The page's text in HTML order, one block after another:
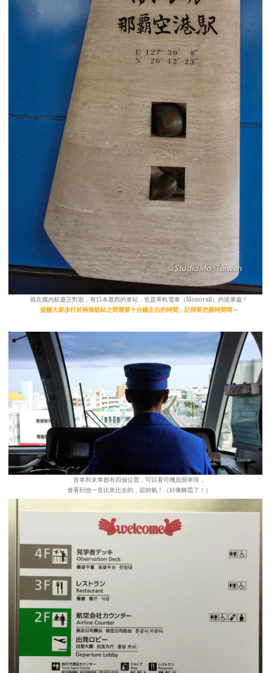
就在國內航廈正對面，有日本最西的車站，也是單軌電車（Monorail）的搭乘處！
提醒大家步行於兩個航站之間需要十分鐘左右的時間，記得要把握時間唷～
首車和末車都有四個位置，可以看司機員開車唷，
會看到他一直比來比去的，超帥氣！（好像離題了！）